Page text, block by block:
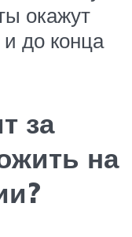
окажут
до конца
за
на